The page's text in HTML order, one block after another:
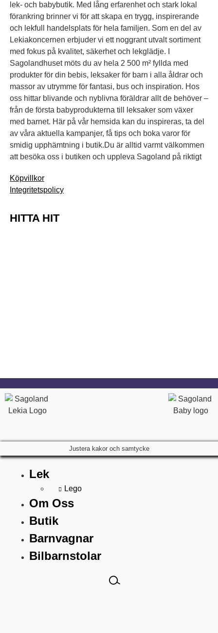
lek- och babybutik. Med lång erfarenhet och stark lokal
förankring brinner vi för att skapa en trygg, inspirerande
och lekfull handelsplats för hela familjen. Som en del av
Lekiakoncernen erbjuder vi ett noggrant utvalt sortiment
med fokus på kvalitet, säkerhet och lekglädje. I
Sagolandhuset möts du av hela 2 500 m² fyllda med
produkter för din bebis, leksaker för barn i alla åldrar och
massor av utrymme för fantasi, bus och inspiration. Hos
oss hittar blivande och nyblivna föräldrar allt de behöver –
från de första babyprodukterna till leksaker som växer
med barnet. Här på vår hemsida kan du inspireras, ta del
av våra aktuella kampanjer, få tips och boka varor för
smidig upphämtning i butik.Du är alltid varmt välkommen
att besöka oss i butiken och uppleva Sagoland på riktigt
Köpvillkor
Integritetspolicy
HITTA HIT
Justera kakor och samtycke
Lek
Lego
Om Oss
Butik
Barnvagnar
Bilbarnstolar